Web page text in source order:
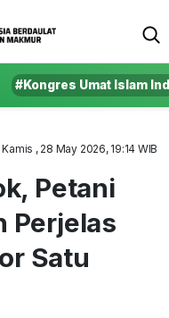
#Kongres Umat Islam
Kamis , 28 May 2026, 19:14 WIB
Petani
Perjelas
Satu